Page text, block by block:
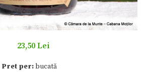
23,50 Lei
Pret per:bucată